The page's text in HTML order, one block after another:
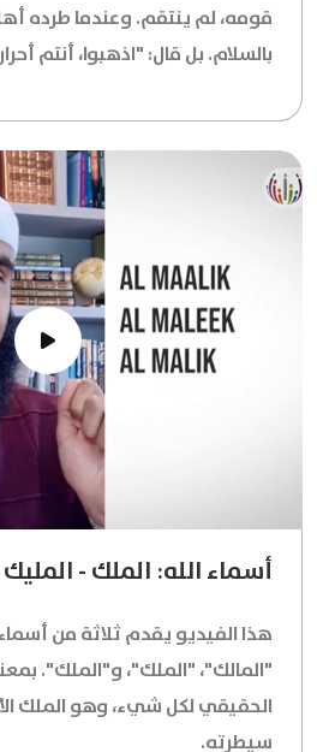
قومه، لم ينتقم. وعندما طرده
بالسلام. بل قال: "اذهبوا، أنتم
أسماء الله: الملك -
هذا الفيديو يقدم ثلاثة من
"المالك"، "الملك"، و"الملك".
الحقيقي لكل شيء، وهو الملك
سيطرته.